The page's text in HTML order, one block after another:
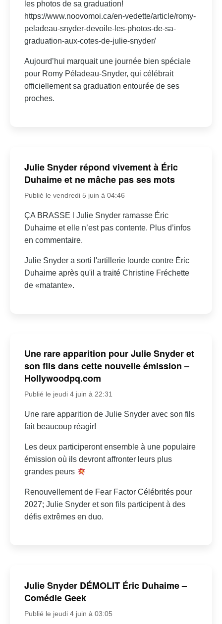
les photos de sa graduation!
https://www.noovomoi.ca/en-vedette/article/romy-
peladeau-snyder-devoile-les-photos-de-sa-
graduation-aux-cotes-de-julie-snyder/
Aujourd’hui marquait une journée bien spéciale
pour Romy Péladeau-Snyder, qui célébrait
officiellement sa graduation entourée de ses
proches.
Julie Snyder répond vivement à Éric
Duhaime et ne mâche pas ses mots
Publié le vendredi 5 juin à 04:46
ÇA BRASSE l Julie Snyder ramasse Éric
Duhaime et elle n’est pas contente. Plus d’infos
en commentaire.
Julie Snyder a sorti l'artillerie lourde contre Éric
Duhaime après qu'il a traité Christine Fréchette
de «matante».
Une rare apparition pour Julie Snyder et
son fils dans cette nouvelle émission –
Hollywoodpq.com
Publié le jeudi 4 juin à 22:31
Une rare apparition de Julie Snyder avec son fils
fait beaucoup réagir!
Les deux participeront ensemble à une populaire
émission où ils devront affronter leurs plus
grandes peurs
Renouvellement de Fear Factor Célébrités pour
2027; Julie Snyder et son fils participent à des
défis extrêmes en duo.
Julie Snyder DÉMOLIT Éric Duhaime –
Comédie Geek
Publié le jeudi 4 juin à 03:05